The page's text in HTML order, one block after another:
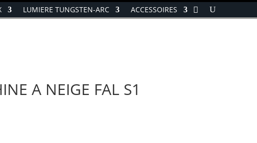
LUMIERE TUNGSTEN-ARC ACCESSOIRES
A NEIGE FAL S1